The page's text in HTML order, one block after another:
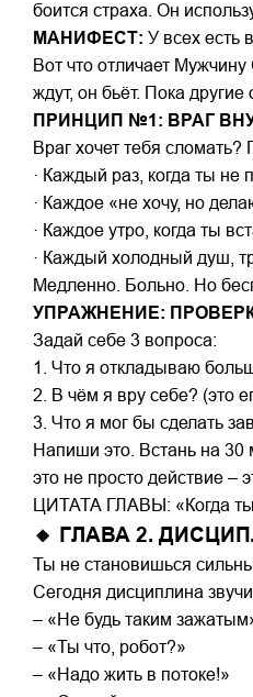
боится страха. Он
МАНИФЕСТ: У всех есть
Вот что отличает
ждут, он бьёт. Пока
ПРИНЦИП №1: ВРАГ
Враг хочет тебя сломать?
· Каждый раз, когда ты не
· Каждое «не хочу, но
· Каждое утро, когда ты
· Каждый холодный душ,
Медленно. Больно. Но
УПРАЖНЕНИЕ:
Задай себе 3 вопроса:
1. Что я откладываю
2. В чём я вру себе? (это
3. Что я мог бы сделать
Напиши это. Встань на
это не просто действие –
ЦИТАТА ГЛАВЫ: «Когда
🔸 ГЛАВА 2.
Ты не становишься
Сегодня дисциплина
– «Не будь таким
– «Ты что, робот?»
– «Надо жить в потоке!»